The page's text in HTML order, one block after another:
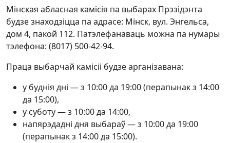
Мінская абласная камісія па выбарах Прэзідэнта
будзе знаходзіцца па адрасе: Мінск, вул. Энгельса,
дом 4, пакой 112. Патэлефанаваць можна па нумары
тэлефона: (8017) 500-42-94.
Праца выбарчай камісіі будзе арганізавана:
у буднія дні — з 10:00 да 19:00 (перапынак з 14:00
да 15:00),
у суботу — з 10:00 да 14:00,
напярэдадні дня выбараў — з 10:00 да 19:00
(перапынак з 14:00 да 15:00).